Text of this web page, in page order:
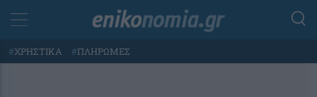
#ΧΡΗΣΤΙΚΑ #ΠΛΗΡΩΜΕΣ